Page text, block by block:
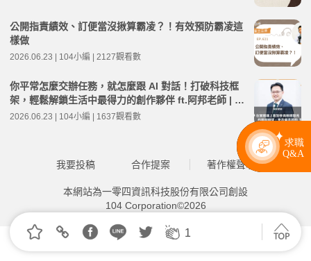
1
公開指責績效、訂便當沒揪算霸凌？！有效預防霸凌這
樣做
2026.06.23 | 104小編 | 2127觀看數
你平常怎麼交辦任務，就怎麼跟 AI 對話！打破科技框
架，輕鬆解鎖生活中最得力的創作夥伴 ft.阿邦老師 | 高
年級不打烊 x 用 AI 點亮第二人生 EP278
2026.06.23 | 104小編 | 1637觀看數
我要投稿 合作提案 著作權聲明
本網站為一零四資訊科技股份有限公司創設
104 Corporation©2026